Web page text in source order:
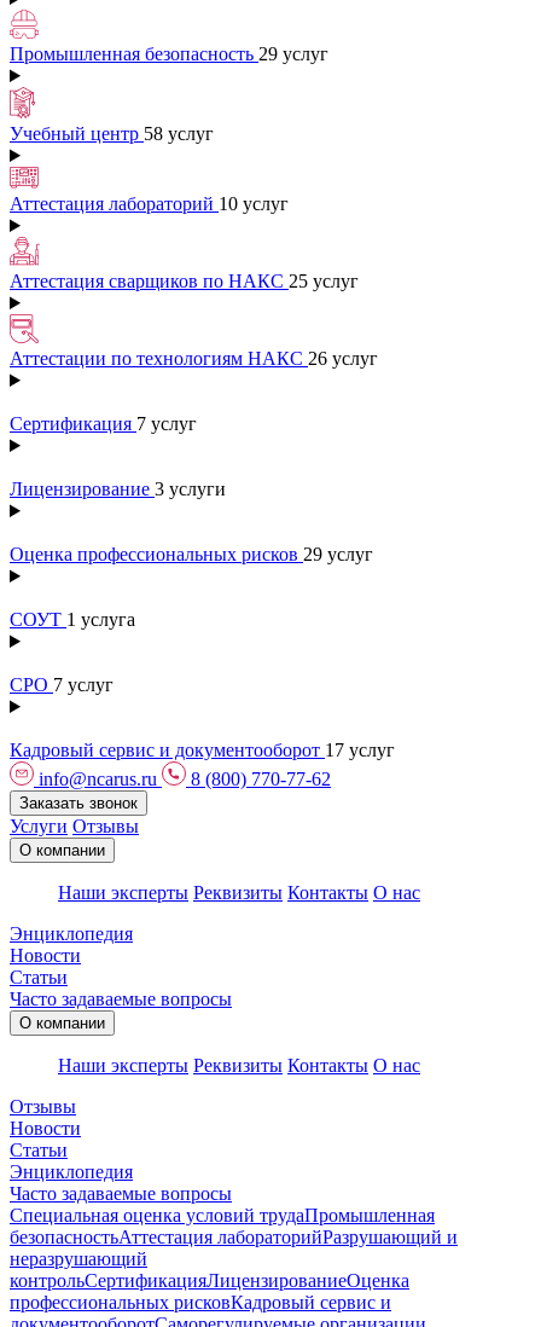
Промышленная безопасность 29 услуг
Учебный центр 58 услуг
Аттестация лабораторий 10 услуг
Аттестация сварщиков по НАКС 25 услуг
Аттестации по технологиям НАКС 26 услуг
Сертификация 7 услуг
Лицензирование 3 услуги
Оценка профессиональных рисков 29 услуг
СОУТ 1 услуга
СРО 7 услуг
Кадровый сервис и документооборот 17 услуг
info@ncarus.ru
8 (800) 770-77-62
Заказать звонок
Услуги Отзывы
О компании
Наши эксперты Реквизиты Контакты О нас
Энциклопедия
Новости
Статьи
Часто задаваемые вопросы
О компании
Наши эксперты Реквизиты Контакты О нас
Отзывы
Новости
Статьи
Энциклопедия
Часто задаваемые вопросы
Специальная оценка условий трудаПромышленная
безопасностьАттестация лабораторийРазрушающий и
неразрушающий
контрольСертификацияЛицензированиеОценка
профессиональных рисковКадровый сервис и